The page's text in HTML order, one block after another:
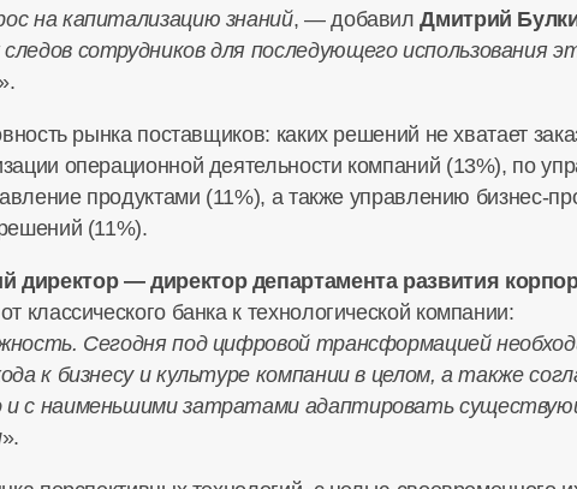
на капитализацию знаний, — добавилДмитрий
сотрудников для последующего использования
».
рынка поставщиков: каких решений не хватает
операционной деятельности компаний (13%), по
продуктами (11%), а также управлению бизнес-
(11%).
— директор департамента развития
классического банка к технологической компании:
Сегодня под цифровой трансформацией
к бизнесу и культуре компании в целом, а также
с наименьшими затратами адаптировать
».